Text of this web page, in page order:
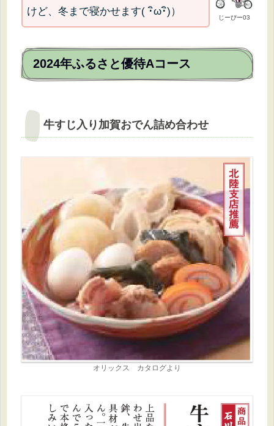
じーぴー03
けど、冬まで寝かせます( ･ิω･ิ)）
2024年ふるさと優待Aコース
牛すじ入り加賀おでん詰め合わせ
オリックス カタログより